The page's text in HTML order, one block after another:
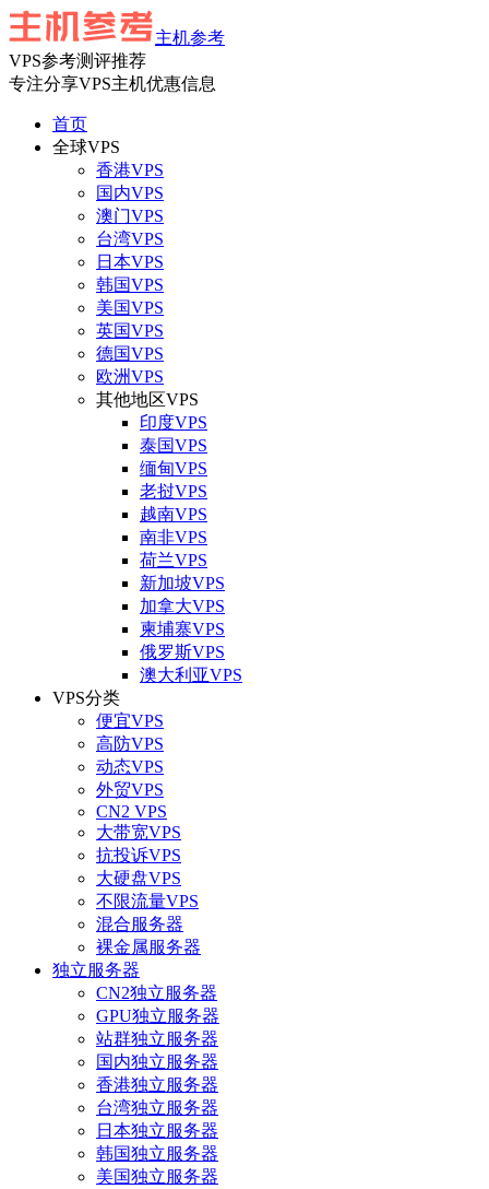
主机参考
VPS参考测评推荐
专注分享VPS主机优惠信息
首页
全球VPS
香港VPS
国内VPS
澳门VPS
台湾VPS
日本VPS
韩国VPS
美国VPS
英国VPS
德国VPS
欧洲VPS
其他地区VPS
印度VPS
泰国VPS
缅甸VPS
老挝VPS
越南VPS
南非VPS
荷兰VPS
新加坡VPS
加拿大VPS
柬埔寨VPS
俄罗斯VPS
澳大利亚VPS
VPS分类
便宜VPS
高防VPS
动态VPS
外贸VPS
CN2 VPS
大带宽VPS
抗投诉VPS
大硬盘VPS
不限流量VPS
混合服务器
裸金属服务器
独立服务器
CN2独立服务器
GPU独立服务器
站群独立服务器
国内独立服务器
香港独立服务器
台湾独立服务器
日本独立服务器
韩国独立服务器
美国独立服务器